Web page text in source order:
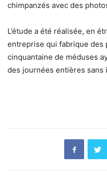
chimpanzés avec des
L’étude a été réalisée, en
entreprise qui fabrique des
cinquantaine de méduses
des journées entières sans